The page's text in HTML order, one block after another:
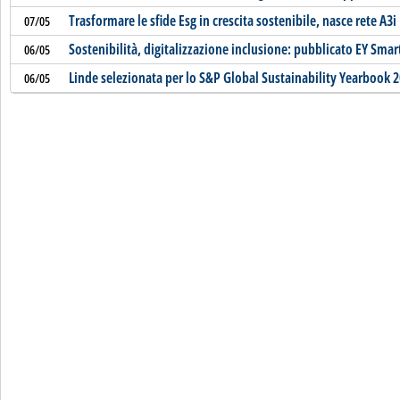
07/05 Trasformare le sfide Esg in crescita sostenibile, nasce rete A3i
06/05 Sostenibilità, digitalizzazione inclusione: pubblicato EY
06/05 Linde selezionata per lo S&P Global Sustainability Yearbook